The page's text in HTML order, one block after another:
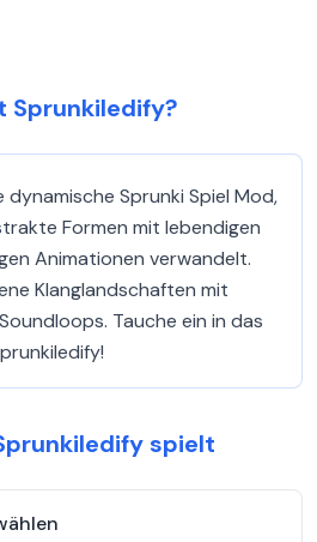
Sprunkiledify?
Sprunki Spiel Mod,
Formen mit lebendigen
Animationen verwandelt.
Klanglandschaften mit
Tauche ein in das
spielt